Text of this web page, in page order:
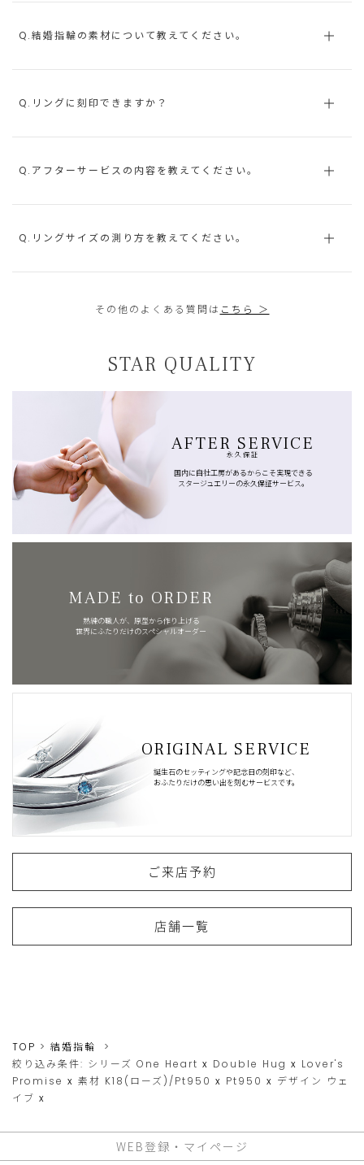
Q.結婚指輪の素材について教えてください。
Q.リングに刻印できますか？
Q.アフターサービスの内容を教えてください。
Q.リングサイズの測り方を教えてください。
その他のよくある質問は こちら ＞
STAR QUALITY
AFTER SERVICE
永久保証
国内に自社工房があるからこそ実現できる
スタージュエリーの永久保証サービス。
MADE to ORDER
熟練の職人が、原型から作り上げる
世界にふたりだけのスペシャルオーダー
ORIGINAL SERVICE
誕生石のセッティングや記念日の刻印など、
おふたりだけの思い出を刻むサービスです。
ご来店予約
店舗一覧
TOP
結婚指輪
絞り込み条件: シリーズ One Heart x Double Hug x Lover's
Promise x 素材 K18(ローズ)/Pt950 x Pt950 x デザイン ウェ
イブ x
WEB登録・マイページ